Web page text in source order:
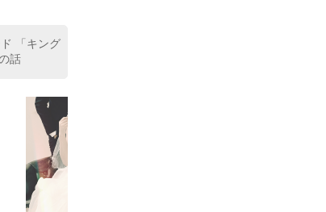
な誰か
葉を
「キング
話